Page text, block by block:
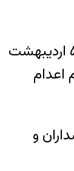
جلالی در جریان یکی از سفرهایش به ایران که به دعوت دانشگاه‌های تهران و شیراز انجام شد، پس از شرکت در همایش‌های علمی در ۵ اردیبهشت
حکم اعدام
و